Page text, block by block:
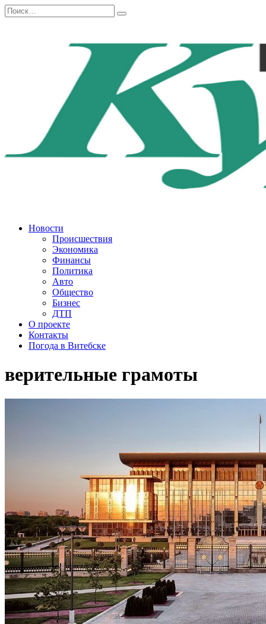
Перейти
к
Search
for:
Новости
Происшествия
Экономика
Финансы
Политика
Авто
Общество
Бизнес
ДТП
О проекте
Контакты
Погода в Витебске
верительные грамоты